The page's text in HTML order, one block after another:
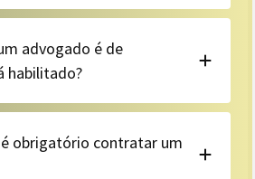
advogado é de
habilitado?
é obrigatório contratar um